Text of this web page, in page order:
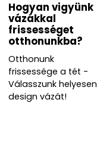
Hogyan vigyünk
vázákkal
frissességet
otthonunkba?
Otthonunk
frissessége a tét -
Válasszunk helyesen
design vázát!